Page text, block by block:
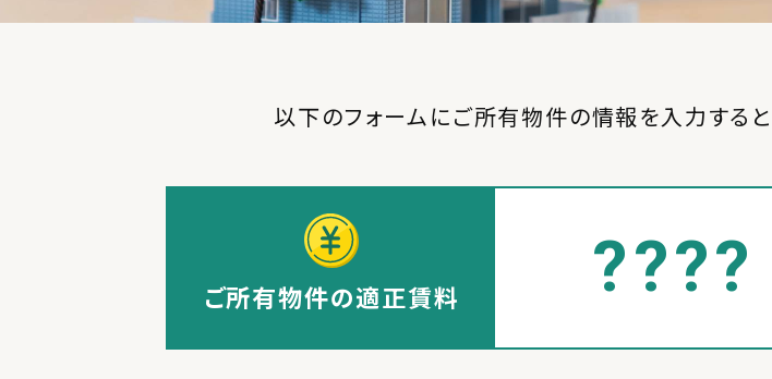
以下のフォームにご所有物件の情報を入力すると
ご所有物件の適正賃料 ????